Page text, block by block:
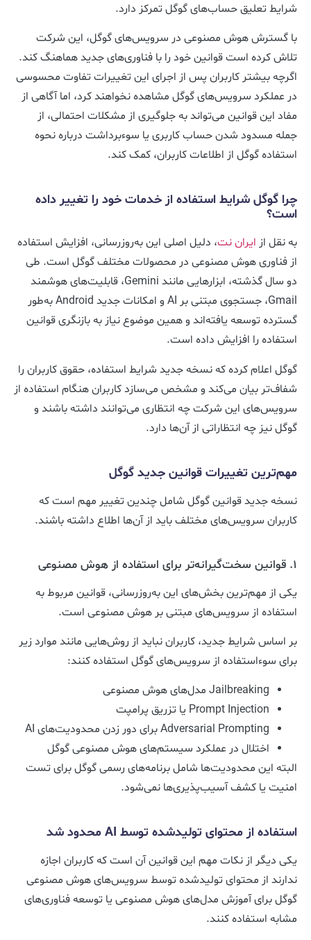
شرایط تعلیق حساب‌های گوگل تمرکز دارد.
با گسترش هوش مصنوعی در سرویس‌های گوگل، این شرکت
تلاش کرده است قوانین خود را با فناوری‌های جدید هماهنگ کند.
اگرچه بیشتر کاربران پس از اجرای این تغییرات تفاوت محسوسی
در عملکرد سرویس‌های گوگل مشاهده نخواهند کرد، اما آگاهی از
مفاد این قوانین می‌تواند به جلوگیری از مشکلات احتمالی، از
جمله مسدود شدن حساب کاربری یا سوءبرداشت درباره نحوه
استفاده گوگل از اطلاعات کاربران، کمک کند.
چرا گوگل شرایط استفاده از خدمات خود را تغییر داده
است؟
به نقل از ایران نت، دلیل اصلی این به‌روزرسانی، افزایش استفاده
از فناوری هوش مصنوعی در محصولات مختلف گوگل است. طی
دو سال گذشته، ابزارهایی مانند Gemini، قابلیت‌های هوشمند
Gmail، جستجوی مبتنی بر AI و امکانات جدید Android به‌طور
گسترده توسعه یافته‌اند و همین موضوع نیاز به بازنگری قوانین
استفاده را افزایش داده است.
گوگل اعلام کرده که نسخه جدید شرایط استفاده، حقوق کاربران را
شفاف‌تر بیان می‌کند و مشخص می‌سازد کاربران هنگام استفاده از
سرویس‌های این شرکت چه انتظاری می‌توانند داشته باشند و
گوگل نیز چه انتظاراتی از آن‌ها دارد.
مهم‌ترین تغییرات قوانین جدید گوگل
نسخه جدید قوانین گوگل شامل چندین تغییر مهم است که
کاربران سرویس‌های مختلف باید از آن‌ها اطلاع داشته باشند.
۱. قوانین سخت‌گیرانه‌تر برای استفاده از هوش مصنوعی
یکی از مهم‌ترین بخش‌های این به‌روزرسانی، قوانین مربوط به
استفاده از سرویس‌های مبتنی بر هوش مصنوعی است.
بر اساس شرایط جدید، کاربران نباید از روش‌هایی مانند موارد زیر
برای سوءاستفاده از سرویس‌های گوگل استفاده کنند:
Jailbreaking مدل‌های هوش مصنوعی
Prompt Injection یا تزریق پرامپت
Adversarial Prompting برای دور زدن محدودیت‌های AI
اختلال در عملکرد سیستم‌های هوش مصنوعی گوگل
البته این محدودیت‌ها شامل برنامه‌های رسمی گوگل برای تست
امنیت یا کشف آسیب‌پذیری‌ها نمی‌شود.
استفاده از محتوای تولیدشده توسط AI محدود شد
یکی دیگر از نکات مهم این قوانین آن است که کاربران اجازه
ندارند از محتوای تولیدشده توسط سرویس‌های هوش مصنوعی
گوگل برای آموزش مدل‌های هوش مصنوعی یا توسعه فناوری‌های
مشابه استفاده کنند.